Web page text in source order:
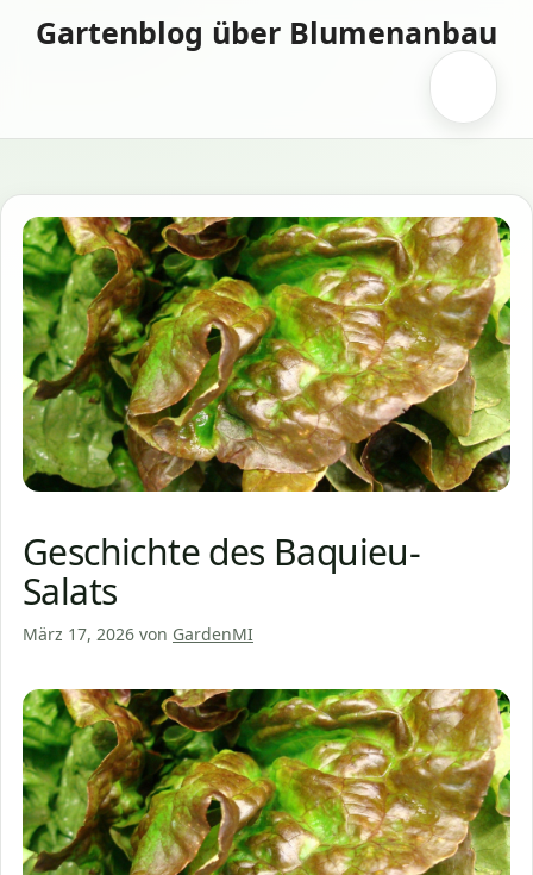
InhaltGartenblog über Blumenanbau
Geschichte des Baquieu-
Salats
März 17, 2026 von GardenMI